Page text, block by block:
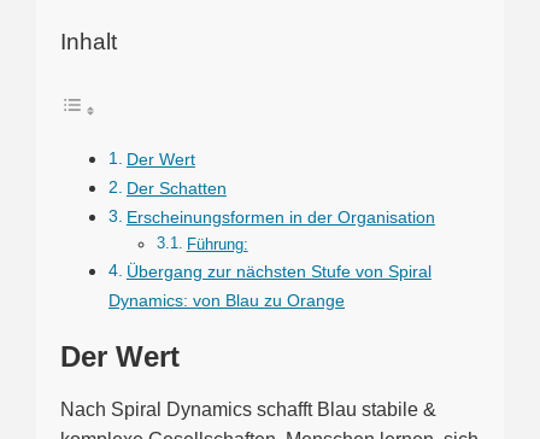
Inhalt
Der Wert
Der Schatten
Erscheinungsformen in der Organisation
Führung:
Übergang zur nächsten Stufe von Spiral
Dynamics: von Blau zu Orange
Der Wert
Nach Spiral Dynamics schafft Blau stabile &